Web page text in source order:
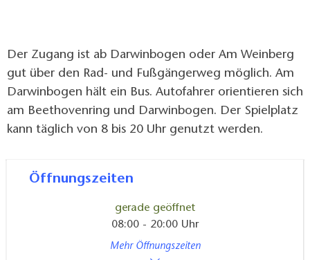
Der Zugang ist ab Darwinbogen oder Am Weinberg
gut über den Rad- und Fußgängerweg möglich. Am
Darwinbogen hält ein Bus. Autofahrer orientieren sich
am Beethovenring und Darwinbogen. Der Spielplatz
kann täglich von 8 bis 20 Uhr genutzt werden.
Öffnungszeiten
gerade geöffnet
08:00 - 20:00 Uhr
Mehr Öffnungszeiten